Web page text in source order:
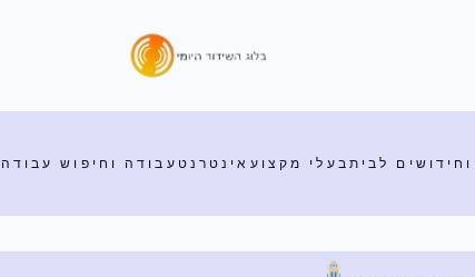
לבית בעלי מקצוע אינטרנט עבודה וחיפוש עבודה